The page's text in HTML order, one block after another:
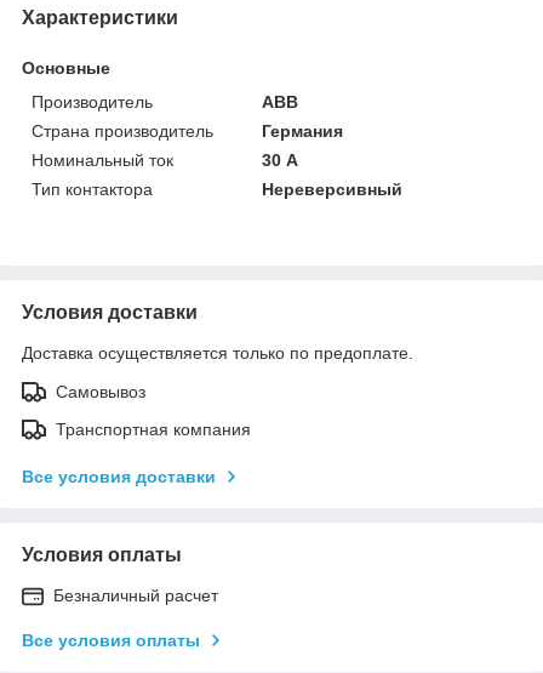
Характеристики
Основные
Производитель
ABB
Страна производитель
Германия
Номинальный ток
30 А
Тип контактора
Нереверсивный
Условия доставки
Доставка осуществляется только по предоплате.
Самовывоз
Транспортная компания
Все условия доставки
Условия оплаты
Безналичный расчет
Все условия оплаты